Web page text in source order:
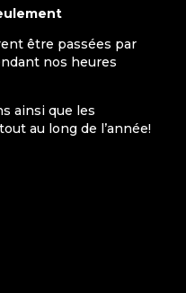
être passées par
nos heures
ainsi que les
au long de l’année!